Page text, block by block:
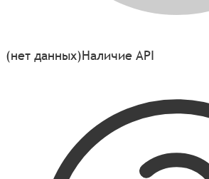
(нет данных)Наличие API